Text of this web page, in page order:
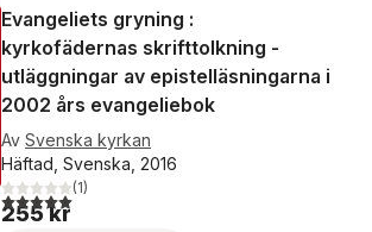
Evangeliets gryning :
kyrkofädernas skrifttolkning -
utläggningar av epistelläsningarna i
2002 års evangeliebok
Av Svenska kyrkan
Häftad, Svenska, 2016
5,0utav 5 stjärnor. Totalt antal röster:
(1)
255 kr